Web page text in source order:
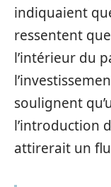
indiquaient
ressentent
l’intérieur du
soulignent
l’introduction
attirerait un